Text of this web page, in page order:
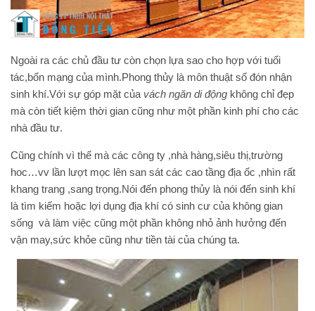
Ngoài ra các chủ đầu tư còn chọn lựa sao cho hợp với tuổi
tác,bổn mạng của mình.Phong thủy là môn thuật số đón nhận
sinh khí.Với sự góp mặt của vách ngăn di động không chỉ đẹp
mà còn tiết kiệm thời gian cũng như một phần kinh phí cho các
nhà đầu tư.
Cũng chính vì thế mà các công ty ,nhà hàng,siêu thị,trường
hoc…vv lần lượt mọc lên san sát các cao tầng địa ốc ,nhìn rất
khang trang ,sang trọng.Nói đến phong thủy là nói đến sinh khí
là tìm kiếm hoặc lợi dụng địa khí có sinh cư của không gian
sống và làm việc cũng một phần không nhỏ ảnh hưởng đến
vận may,sức khỏe cũng như tiền tài của chúng ta.